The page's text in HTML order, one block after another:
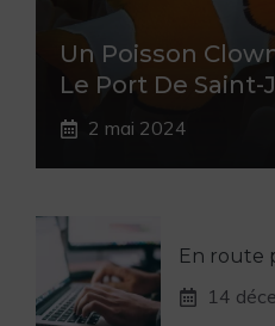
Un Poisson
Le Port De Saint-
2 mai 2024
En route
14